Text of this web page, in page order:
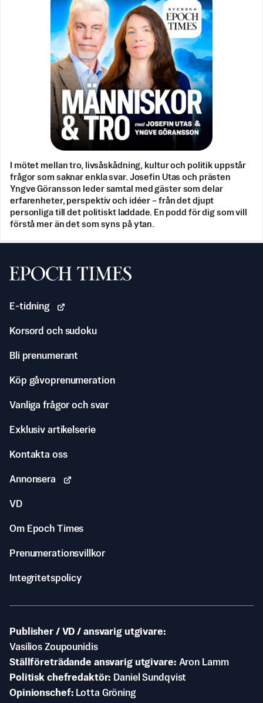
I mötet mellan tro, livsåskådning, kultur och politik uppstår
frågor som saknar enkla svar. Josefin Utas och prästen
Yngve Göransson leder samtal med gäster som delar
erfarenheter, perspektiv och idéer – från det djupt
personliga till det politiskt laddade. En podd för dig som vill
förstå mer än det som syns på ytan.
Svenska Epoch Times
E-tidning
Korsord och sudoku
Bli prenumerant
Köp gåvoprenumeration
Vanliga frågor och svar
Exklusiv artikelserie
Kontakta oss
Annonsera
VD
Om Epoch Times
Prenumerationsvillkor
Integritetspolicy
Publisher / VD / ansvarig utgivare
Vasilios Zoupounidis
Ställföreträdande ansvarig utgivare Aron Lamm
Politisk chefredaktör
Daniel Sundqvist
Opinionschef
Lotta Gröning